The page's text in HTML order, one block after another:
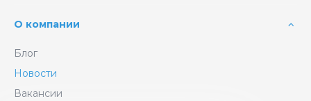
О компании
Блог
Новости
Вакансии